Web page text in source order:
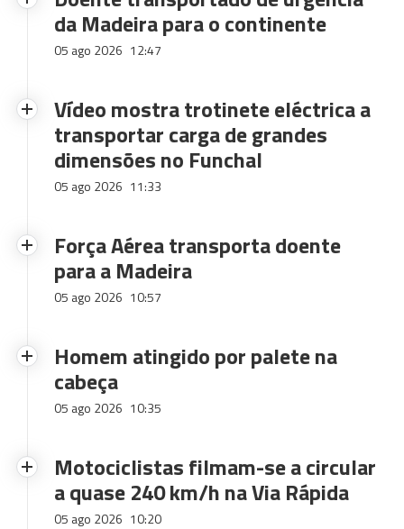
da Madeira para o continente
05 ago 2026 12:47
Vídeo mostra trotinete eléctrica a
transportar carga de grandes
dimensões no Funchal
05 ago 2026 11:33
Força Aérea transporta doente
para a Madeira
05 ago 2026 10:57
Homem atingido por palete na
cabeça
05 ago 2026 10:35
Motociclistas filmam-se a circular
a quase 240 km/h na Via Rápida
05 ago 2026 10:20